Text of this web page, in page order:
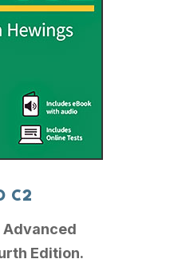
C2
Advanced
Edition.